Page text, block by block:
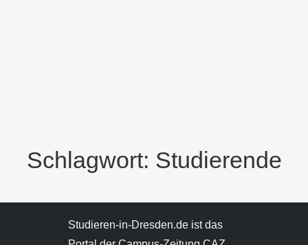
Schlagwort: Studierende
Studieren-in-Dresden.de ist das